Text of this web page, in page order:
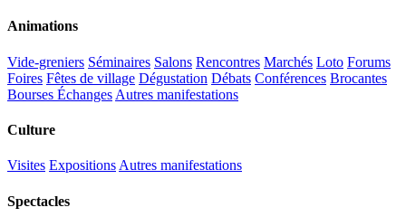
Animations
Vide-greniers Séminaires Salons Rencontres Marchés Loto Forums
Foires Fêtes de village Dégustation Débats Conférences Brocantes
Bourses Échanges Autres manifestations
Culture
Visites Expositions Autres manifestations
Spectacles